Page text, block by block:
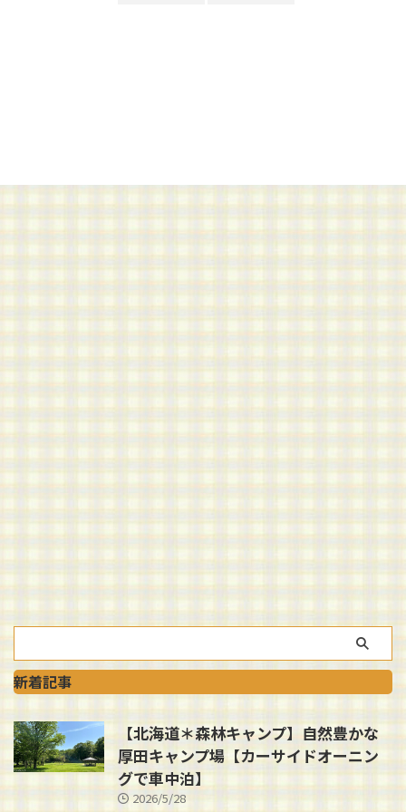
新着記事
【北海道＊森林キャンプ】自然豊かな
厚田キャンプ場【カーサイドオーニン
グで車中泊】
2026/5/28